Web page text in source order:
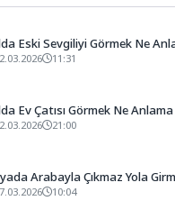
Eski Sevgiliyi Görmek Ne
11:31
Ev Çatısı Görmek Ne
21:00
Arabayla Çıkmaz Yola
10:04